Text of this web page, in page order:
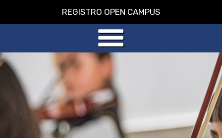
REGISTRO OPEN CAMPUS